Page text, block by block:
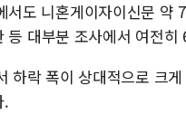
서도 니혼게이자이신문
대부분 조사에서 여전
하락 폭이 상대적으로 크
.